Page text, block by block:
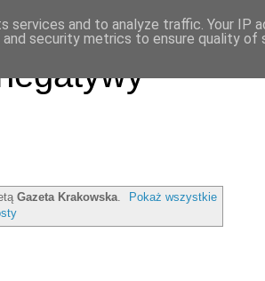
Gazeta Krakowska.
Pokaż wszystkie
and to analyze traffic. Your IP
security metrics to ensure quality of